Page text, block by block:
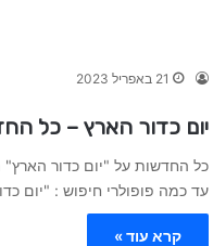
21 באפריל 2023
יום כדור הארץ – כל
כל החדשות על "יום כדור הארץ"
עד כמה פופולרי חיפוש : "יום
קרא עוד »